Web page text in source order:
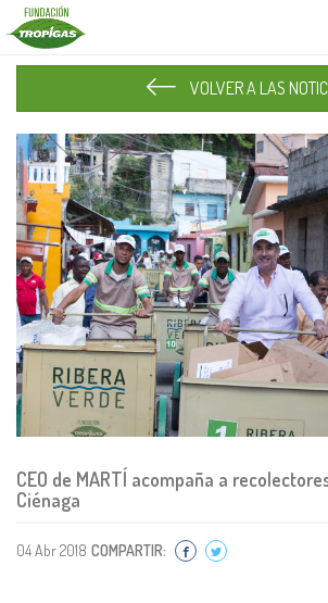
VOLVER A LAS
CEO de MARTÍ acompaña a
Ciénaga
04 Abr 2018 COMPARTIR: